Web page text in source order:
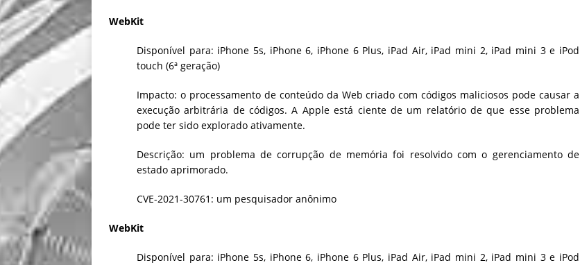
WebKit
Disponível para: iPhone 5s, iPhone 6, iPhone 6 Plus, iPad Air, iPad mini 2, iPad mini 3 e iPod
touch (6ª geração)
Impacto: o processamento de conteúdo da Web criado com códigos maliciosos pode causar a
execução arbitrária de códigos. A Apple está ciente de um relatório de que esse problema
pode ter sido explorado ativamente.
Descrição: um problema de corrupção de memória foi resolvido com o gerenciamento de
estado aprimorado.
CVE-2021-30761: um pesquisador anônimo
WebKit
Disponível para: iPhone 5s, iPhone 6, iPhone 6 Plus, iPad Air, iPad mini 2, iPad mini 3 e iPod